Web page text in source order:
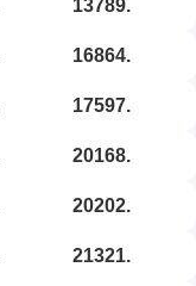
13789.
16864.
17597.
20168.
20202.
21321.